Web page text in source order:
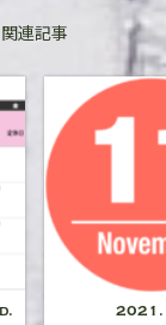
関連記事